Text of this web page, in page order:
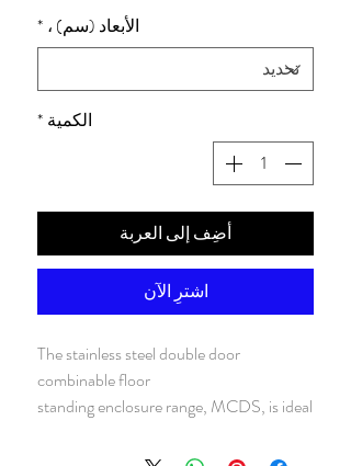
الأبعاد (سم) ، *
الكمية *
أضِف إلى العربة
اشترِ الآن
The stainless steel double door
combinable floor
standing enclosure range, MCDS, is ideal
in confined spaces where a single door,